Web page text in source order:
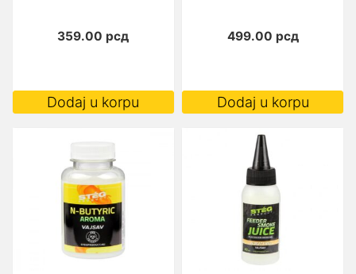
359.00 рсд
Dodaj u korpu
499.00 рсд
Dodaj u korpu